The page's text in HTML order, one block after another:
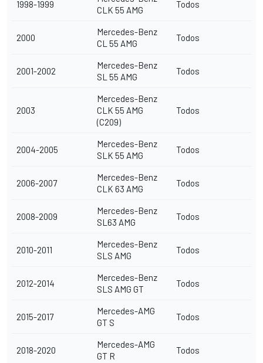
1998-1999
CLK 55 AMG
Todos
2000
Mercedes-Benz
CL 55 AMG
Todos
2001-2002
Mercedes-Benz
SL 55 AMG
Todos
2003
Mercedes-Benz
CLK 55 AMG
(C209)
Todos
2004-2005
Mercedes-Benz
SLK 55 AMG
Todos
2006-2007
Mercedes-Benz
CLK 63 AMG
Todos
2008-2009
Mercedes-Benz
SL63 AMG
Todos
2010-2011
Mercedes-Benz
SLS AMG
Todos
2012-2014
Mercedes-Benz
SLS AMG GT
Todos
2015-2017
Mercedes-AMG
GT S
Todos
2018-2020
Mercedes-AMG
GT R
Todos